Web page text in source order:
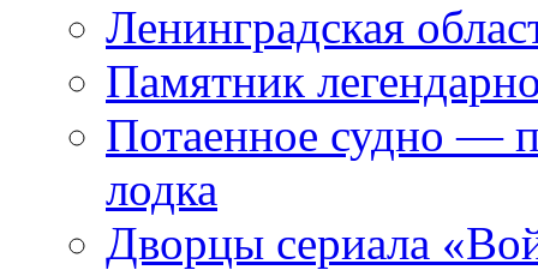
Ленинградская
Памятник
Потаенное судно —
лодка
Дворцы сериала